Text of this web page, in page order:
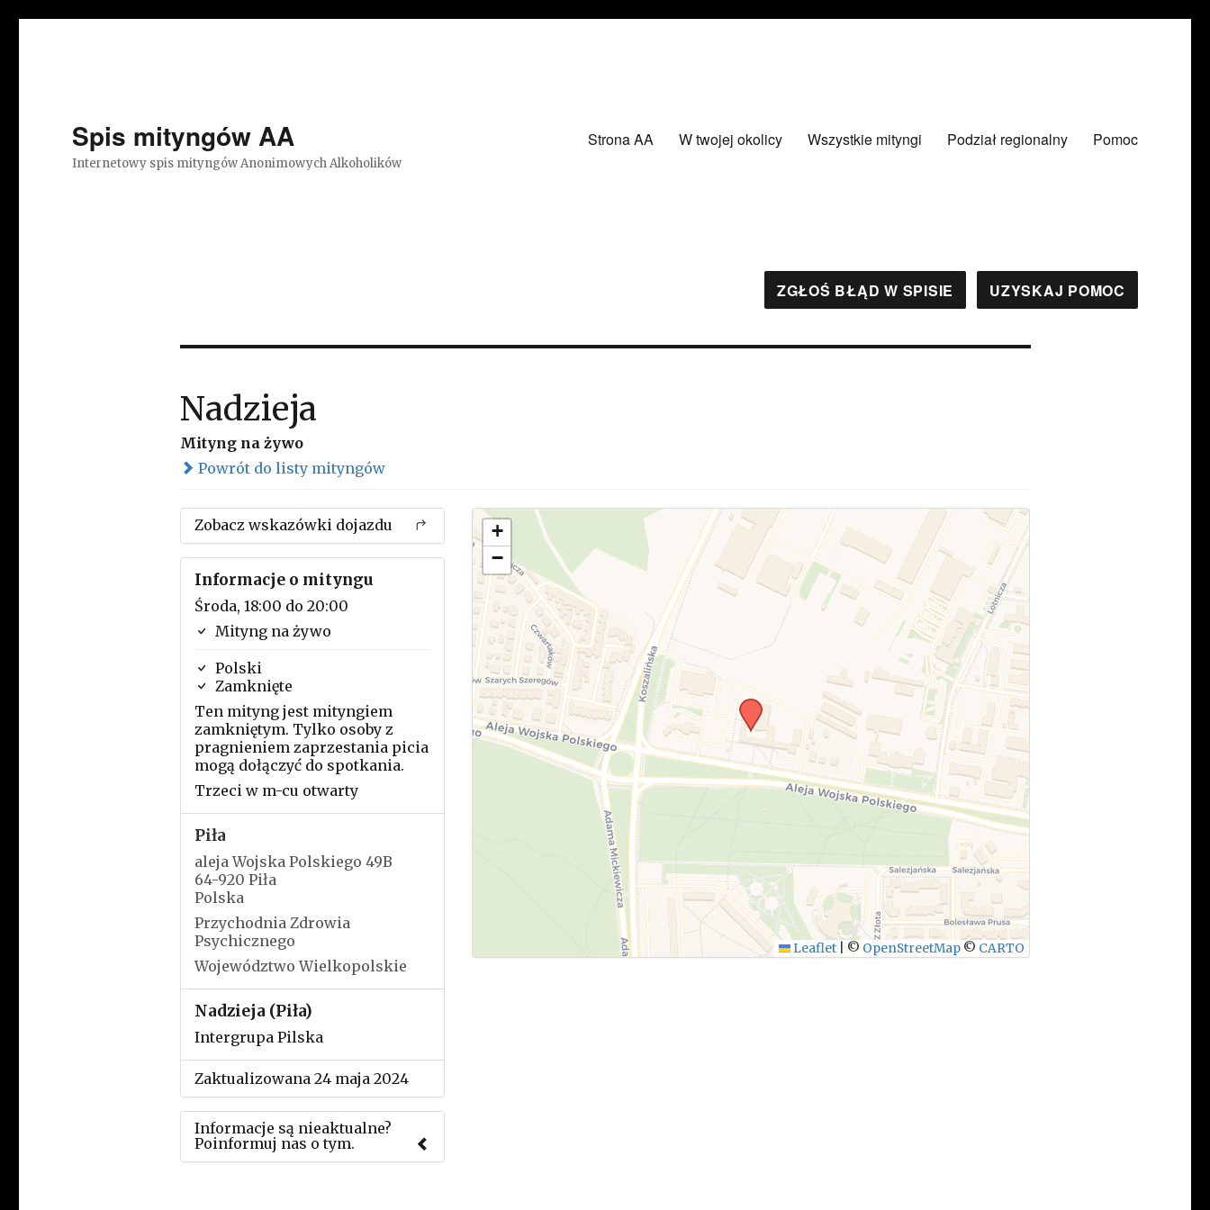
Spis mityngów AA
Internetowy spis mityngów Anonimowych Alkoholików
Strona AA W twojej okolicy Wszystkie mityngi Podział regionalny Pomoc
ZGŁOŚ BŁĄD W SPISIE UZYSKAJ POMOC
Nadzieja
Mityng na żywo
Powrót do listy mityngów
Zobacz wskazówki dojazdu
Informacje o mityngu
Środa, 18:00 do 20:00
Mityng na żywo
Polski
Zamknięte
Ten mityng jest mityngiem
zamkniętym. Tylko osoby z
pragnieniem zaprzestania picia
mogą dołączyć do spotkania.
Trzeci w m-cu otwarty
Piła
aleja Wojska Polskiego 49B
64-920 Piła
Polska
Przychodnia Zdrowia
Psychicznego
Województwo Wielkopolskie
Nadzieja (Piła)
Intergrupa Pilska
Zaktualizowana 24 maja 2024
Informacje są nieaktualne?
Poinformuj nas o tym.
+
−
Leaflet © OpenStreetMap © CARTO